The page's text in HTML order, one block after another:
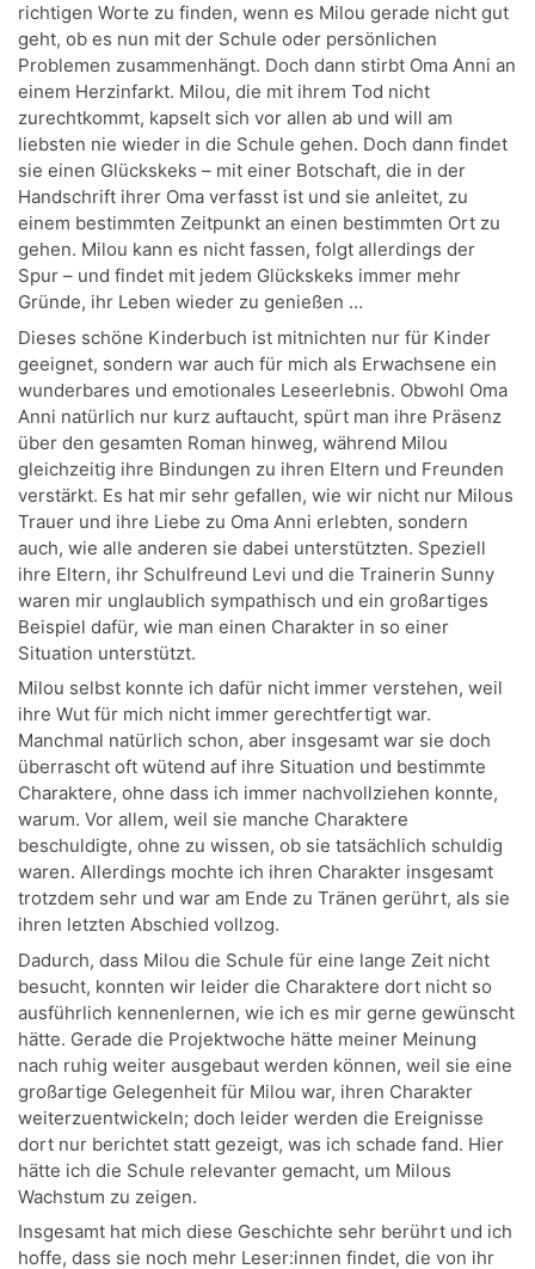
richtigen Worte zu finden, wenn es Milou gerade nicht gut
geht, ob es nun mit der Schule oder persönlichen
Problemen zusammenhängt. Doch dann stirbt Oma Anni an
einem Herzinfarkt. Milou, die mit ihrem Tod nicht
zurechtkommt, kapselt sich vor allen ab und will am
liebsten nie wieder in die Schule gehen. Doch dann findet
sie einen Glückskeks – mit einer Botschaft, die in der
Handschrift ihrer Oma verfasst ist und sie anleitet, zu
einem bestimmten Zeitpunkt an einen bestimmten Ort zu
gehen. Milou kann es nicht fassen, folgt allerdings der
Spur – und findet mit jedem Glückskeks immer mehr
Gründe, ihr Leben wieder zu genießen …
Dieses schöne Kinderbuch ist mitnichten nur für Kinder
geeignet, sondern war auch für mich als Erwachsene ein
wunderbares und emotionales Leseerlebnis. Obwohl Oma
Anni natürlich nur kurz auftaucht, spürt man ihre Präsenz
über den gesamten Roman hinweg, während Milou
gleichzeitig ihre Bindungen zu ihren Eltern und Freunden
verstärkt. Es hat mir sehr gefallen, wie wir nicht nur Milous
Trauer und ihre Liebe zu Oma Anni erlebten, sondern
auch, wie alle anderen sie dabei unterstützten. Speziell
ihre Eltern, ihr Schulfreund Levi und die Trainerin Sunny
waren mir unglaublich sympathisch und ein großartiges
Beispiel dafür, wie man einen Charakter in so einer
Situation unterstützt.
Milou selbst konnte ich dafür nicht immer verstehen, weil
ihre Wut für mich nicht immer gerechtfertigt war.
Manchmal natürlich schon, aber insgesamt war sie doch
überrascht oft wütend auf ihre Situation und bestimmte
Charaktere, ohne dass ich immer nachvollziehen konnte,
warum. Vor allem, weil sie manche Charaktere
beschuldigte, ohne zu wissen, ob sie tatsächlich schuldig
waren. Allerdings mochte ich ihren Charakter insgesamt
trotzdem sehr und war am Ende zu Tränen gerührt, als sie
ihren letzten Abschied vollzog.
Dadurch, dass Milou die Schule für eine lange Zeit nicht
besucht, konnten wir leider die Charaktere dort nicht so
ausführlich kennenlernen, wie ich es mir gerne gewünscht
hätte. Gerade die Projektwoche hätte meiner Meinung
nach ruhig weiter ausgebaut werden können, weil sie eine
großartige Gelegenheit für Milou war, ihren Charakter
weiterzuentwickeln; doch leider werden die Ereignisse
dort nur berichtet statt gezeigt, was ich schade fand. Hier
hätte ich die Schule relevanter gemacht, um Milous
Wachstum zu zeigen.
Insgesamt hat mich diese Geschichte sehr berührt und ich
hoffe, dass sie noch mehr Leser:innen findet, die von ihr